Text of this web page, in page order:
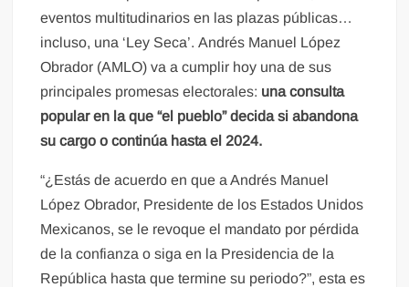
eventos multitudinarios en las plazas públicas…
incluso, una ‘Ley Seca’. Andrés Manuel López
Obrador (AMLO) va a cumplir hoy una de sus
principales promesas electorales: una consulta
popular en la que “el pueblo” decida si abandona
su cargo o continúa hasta el 2024.
“¿Estás de acuerdo en que a Andrés Manuel
López Obrador, Presidente de los Estados Unidos
Mexicanos, se le revoque el mandato por pérdida
de la confianza o siga en la Presidencia de la
República hasta que termine su periodo?”, esta es